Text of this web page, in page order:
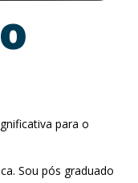
para o
Sou pós graduado